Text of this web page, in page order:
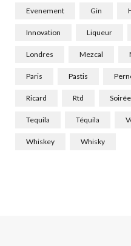
Evenement Gin
Innovation Liqueur
Londres Mezcal
Paris Pastis
Ricard Rtd Soirée
Tequila Téquila
Whiskey Whisky